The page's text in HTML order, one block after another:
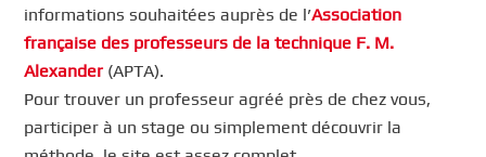
informations souhaitées auprès de l’Association
française des professeurs de la technique F. M.
Alexander (APTA).
Pour trouver un professeur agréé près de chez vous,
participer à un stage ou simplement découvrir la